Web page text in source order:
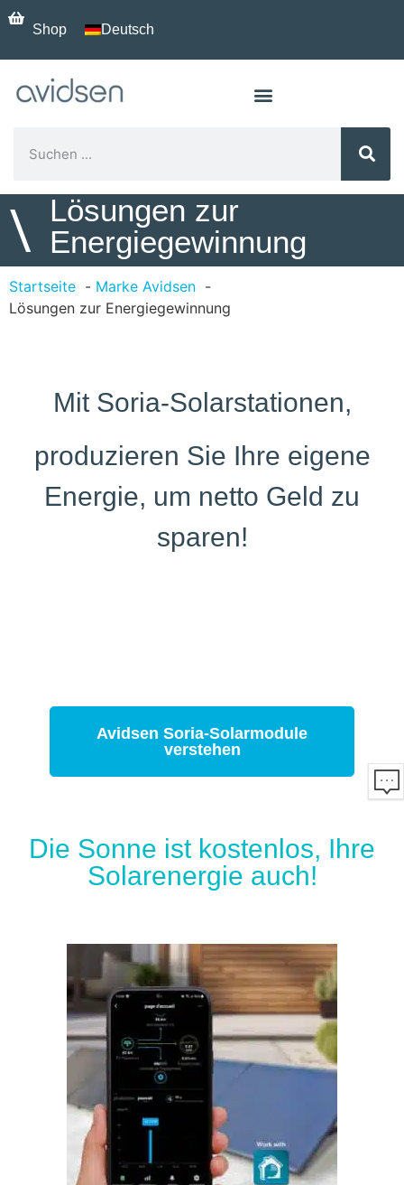
Shop Deutsch
\
Lösungen zur
Energiegewinnung
Startseite
Marke Avidsen
Lösungen zur Energiegewinnung
Mit Soria-Solarstationen,
produzieren Sie Ihre eigene
Energie, um netto Geld zu
sparen!
Avidsen Soria-Solarmodule
verstehen
Die Sonne ist kostenlos, Ihre
Solarenergie auch!